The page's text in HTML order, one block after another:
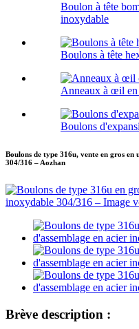
Boulon à tête
inoxydable
Boulons à tête
Anneaux à œil
Boulons
Boulons de type 316u, vente en gros en
304/316 – Aozhan
Brève description :